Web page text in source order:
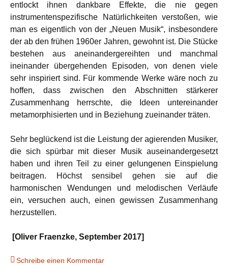
entlockt ihnen dankbare Effekte, die nie gegen
instrumentenspezifische Natürlichkeiten verstoßen, wie
man es eigentlich von der „Neuen Musik“, insbesondere
der ab den frühen 1960er Jahren, gewohnt ist. Die Stücke
bestehen aus aneinandergereihten und manchmal
ineinander übergehenden Episoden, von denen viele
sehr inspiriert sind. Für kommende Werke wäre noch zu
hoffen, dass zwischen den Abschnitten stärkerer
Zusammenhang herrschte, die Ideen untereinander
metamorphisierten und in Beziehung zueinander träten.
Sehr beglückend ist die Leistung der agierenden Musiker,
die sich spürbar mit dieser Musik auseinandergesetzt
haben und ihren Teil zu einer gelungenen Einspielung
beitragen. Höchst sensibel gehen sie auf die
harmonischen Wendungen und melodischen Verläufe
ein, versuchen auch, einen gewissen Zusammenhang
herzustellen.
[Oliver Fraenzke, September 2017]
Schreibe einen Kommentar